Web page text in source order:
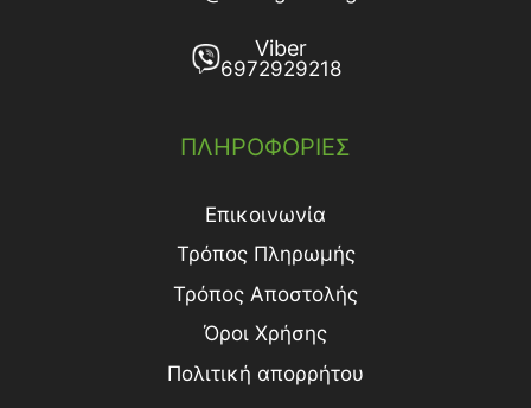
Viber
6972929218
ΠΛΗΡΟΦΟΡΙΕΣ
Επικοινωνία
Τρόπος Πληρωμής
Τρόπος Aποστολής
Όροι Χρήσης
Πολιτική απορρήτου